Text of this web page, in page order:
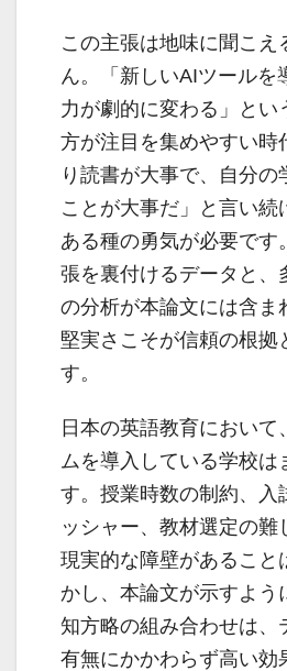
この主張は地味に聞こえ
ん。「新しいAIツールを
力が劇的に変わる」とい
方が注目を集めやすい時
り読書が大事で、自分の
ことが大事だ」と言い続
ある種の勇気が必要です
張を裏付けるデータと、
の分析が本論文には含ま
堅実さこそが信頼の根拠
す。
日本の英語教育において
ムを導入している学校は
す。授業時数の制約、入
ッシャー、教材選定の難
現実的な障壁があること
かし、本論文が示すよう
知方略の組み合わせは、
有無にかかわらず高い効